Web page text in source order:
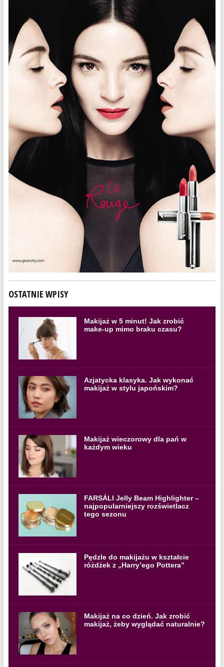
OSTATNIE WPISY
Makijaż w 5 minut! Jak zrobić
make-up mimo braku czasu?
Azjatycka klasyka. Jak wykonać
makijaż w stylu japońskim?
Makijaż wieczorowy dla pań w
każdym wieku
FARSÁLI Jelly Beam Highlighter –
najpopularniejszy rozświetlacz
tego sezonu
Pędzle do makijażu w kształcie
różdżek z „Harry’ego Pottera”
Makijaż na co dzień. Jak zrobić
makijaż, żeby wyglądać naturalnie?